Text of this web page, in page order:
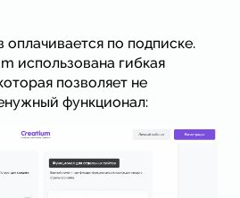
оплачивается по подписке.
использована гибкая
позволяет не
функционал: